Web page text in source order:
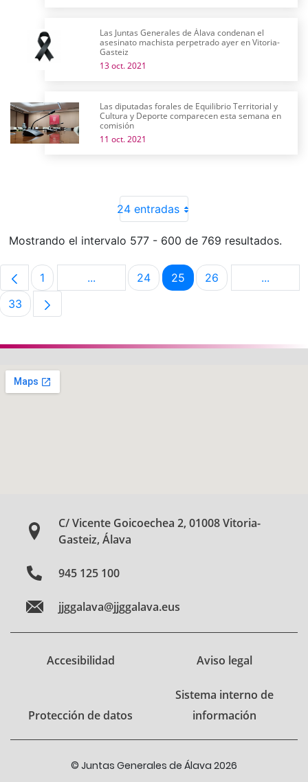
Las Juntas Generales de Álava condenan el
asesinato machista perpetrado ayer en Vitoria-
Gasteiz
13 oct. 2021
Las diputadas forales de Equilibrio Territorial y
Cultura y Deporte comparecen esta semana en
comisión
11 oct. 2021
24 entradas
Mostrando el intervalo 577 - 600 de 769 resultados.
Página
1 ...Páginas intermedias Use TAB para
Página
24 Página
25 Página
26 ...
Página
33
C/ Vicente Goicoechea 2, 01008 Vitoria-
Gasteiz, Álava
945 125 100
jjggalava@jjggalava.eus
Accesibilidad Aviso legal
Protección de datos
Sistema interno de
información
© Juntas Generales de Álava 2026